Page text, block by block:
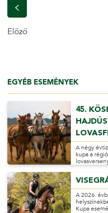
Előző
EGYÉB ESEMÉNYEK
45.
A négy
kupa a
A 2026.
Kupa